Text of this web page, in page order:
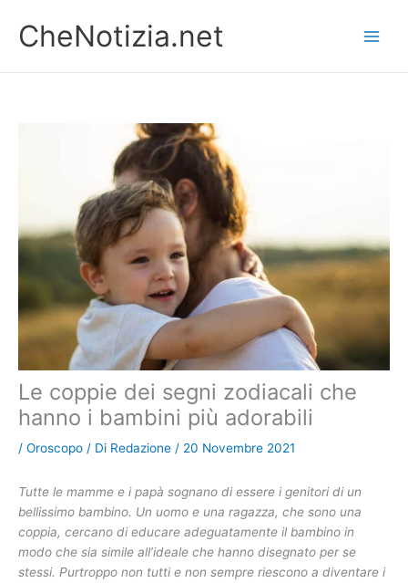
contenuto
CheNotizia.net
Le coppie dei segni zodiacali che
hanno i bambini più adorabili
/ Oroscopo / Di Redazione / 20 Novembre 2021
Tutte le mamme e i papà sognano di essere i genitori di un
bellissimo bambino. Un uomo e una ragazza, che sono una
coppia, cercano di educare adeguatamente il bambino in
modo che sia simile all’ideale che hanno disegnato per se
stessi. Purtroppo non tutti e non sempre riescono a diventare i